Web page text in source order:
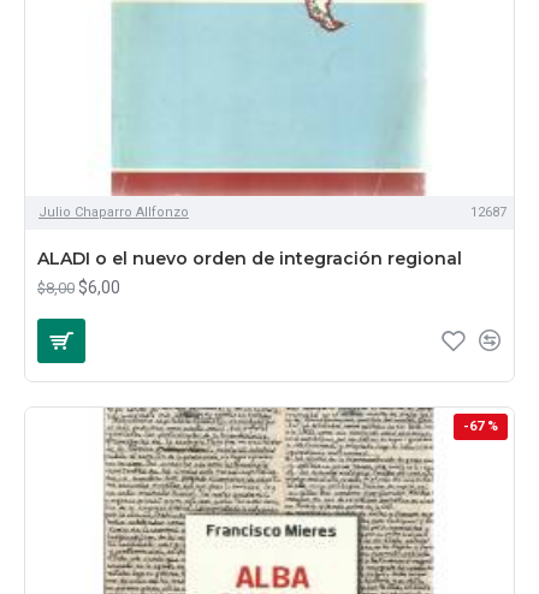
Julio Chaparro Allfonzo 12687
ALADI o el nuevo orden de integración regional
$8,00 $6,00
-67 %